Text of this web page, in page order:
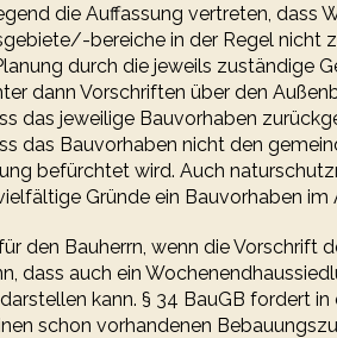
die Auffassung vertreten, dass
bereiche in der Regel nicht
durch die jeweils zuständige
dann Vorschriften über den
das jeweilige Bauvorhaben
das Bauvorhaben nicht den
befürchtet wird. Auch
Gründe ein Bauvorhaben im
den Bauherrn, wenn die Vorschrift
dass auch ein
kann. § 34 BauGB fordert
schon vorhandenen